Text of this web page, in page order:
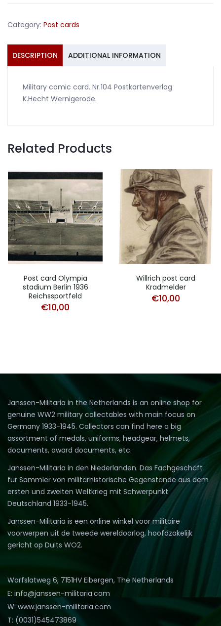
No.104
Category: Post cards
DESCRIPTION ADDITIONAL INFORMATION
Military comic card. Nr.104 Postkartenverlag
K.Hecht Wernigerode.
Related Products
Post card Olympia
stadium Berlin 1936
Reichssportfeld
€10,00
Willrich post card
Kradmelder
€10,00
Janssen-Militaria in the Netherlands is an online shop for
genuine WW2 military collectables with main focus on
Germany 1933-1945. Collectors can find here a big
assortment of medals, uniforms, headgear, helmets,
documents, award documents, etc.
Janssen-Militaria in den Niederlanden. Das Fachgeschäft
für Sammler von militärhistorische Gegenstände aus dem
ersten und zweiten Weltkrieg mit Schwerpunkt
Deutschland 1933-1945.
Janssen-Militaria is een online winkel voor militaire
voorwerpen uit de tweede wereldoorlog, hoofdzakelijk
gericht op Duits WO2.
Warfslatweg 6, 7151HV Eibergen, The Netherlands
E: info@janssen-militaria.com
W: www.janssen-militaria.com
T: (0031)545473869